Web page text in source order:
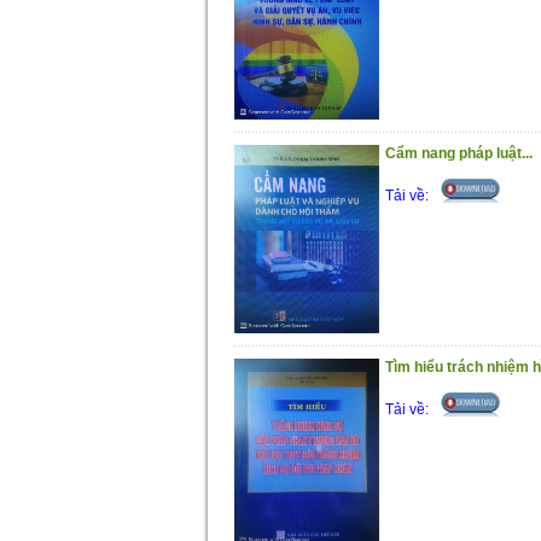
nay” được phát triển từ nhiệm vụ khoa
khoa học công phu, nghiêm túc, có
pháp luật và xây dựng, hoàn thiện
Việt Nam hiện nay.
Xin trân trọng giới thiệu cùng bạn đọc.
Cẩm nang pháp luật...
Tải về:
Tìm hiểu trách nhiệm
Tải về: